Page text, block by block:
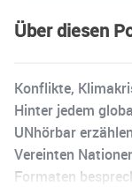
Über diesen
Konflikte,
Hinter jedem
UNhörbar
Vereinten
Formaten